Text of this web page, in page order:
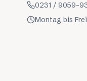
0231 / 9059-
Montag bis